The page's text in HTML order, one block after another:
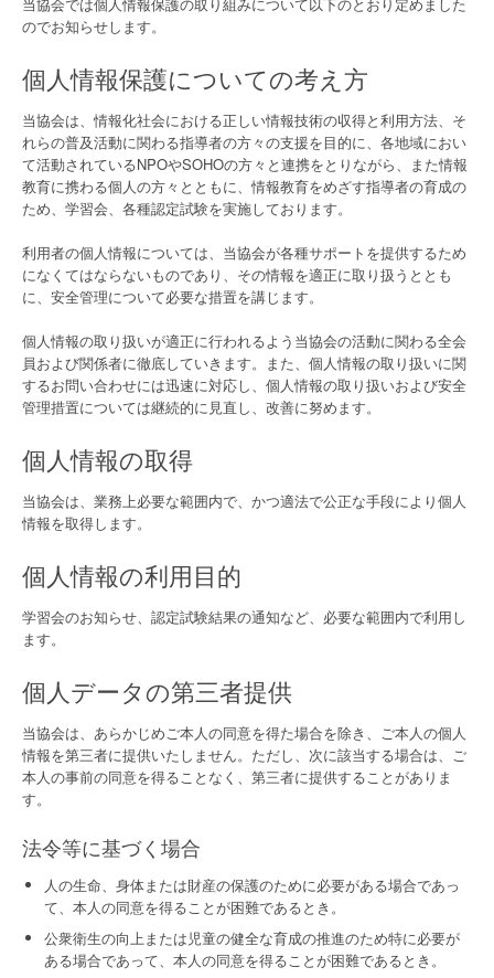
のでお知らせします。
個人情報保護についての考え方
当協会は、情報化社会における正しい情報技術の収得と利用方法、そ
れらの普及活動に関わる指導者の方々の支援を目的に、各地域におい
て活動されているNPOやSOHOの方々と連携をとりながら、また情報
教育に携わる個人の方々とともに、情報教育をめざす指導者の育成の
ため、学習会、各種認定試験を実施しております。
利用者の個人情報については、当協会が各種サポートを提供するため
になくてはならないものであり、その情報を適正に取り扱うととも
に、安全管理について必要な措置を講じます。
個人情報の取り扱いが適正に行われるよう当協会の活動に関わる全会
員および関係者に徹底していきます。また、個人情報の取り扱いに関
するお問い合わせには迅速に対応し、個人情報の取り扱いおよび安全
管理措置については継続的に見直し、改善に努めます。
個人情報の取得
当協会は、業務上必要な範囲内で、かつ適法で公正な手段により個人
情報を取得します。
個人情報の利用目的
学習会のお知らせ、認定試験結果の通知など、必要な範囲内で利用し
ます。
個人データの第三者提供
当協会は、あらかじめご本人の同意を得た場合を除き、ご本人の個人
情報を第三者に提供いたしません。ただし、次に該当する場合は、ご
本人の事前の同意を得ることなく、第三者に提供することがありま
す。
法令等に基づく場合
人の生命、身体または財産の保護のために必要がある場合であっ
て、本人の同意を得ることが困難であるとき。
公衆衛生の向上または児童の健全な育成の推進のため特に必要が
ある場合であって、本人の同意を得ることが困難であるとき。